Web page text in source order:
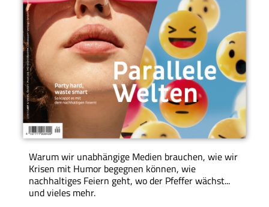
Warum wir unabhängige Medien brauchen, wie wir
Krisen mit Humor begegnen können, wie
nachhaltiges Feiern geht, wo der Pfeffer wächst...
und vieles mehr.